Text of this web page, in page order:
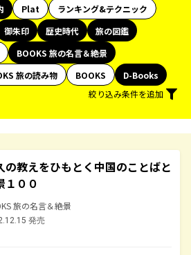
Plat
ランキング&テクニック
御朱印 歴史時代
旅の図鑑
BOOKS 旅の名言＆絶景
旅の読み物 BOOKS
D-Books
絞り込み条件を追加
の教えをひもとく中国のことばと
１００
旅の名言＆絶景
発売